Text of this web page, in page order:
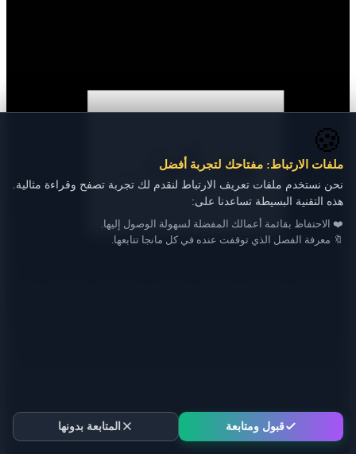
🍪
ملفات الارتباط: مفتاحك لتجربة أفضل
نحن نستخدم ملفات تعريف الارتباط لنقدم لك تجربة تصفح وقراءة مثالية.
هذه التقنية البسيطة تساعدنا على:
❤️ الاحتفاظ بقائمة أعمالك المفضلة لسهولة الوصول إليها.
🔖 معرفة الفصل الذي توقفت عنده في كل مانجا تتابعها.
قبول ومتابعة المتابعة بدونها